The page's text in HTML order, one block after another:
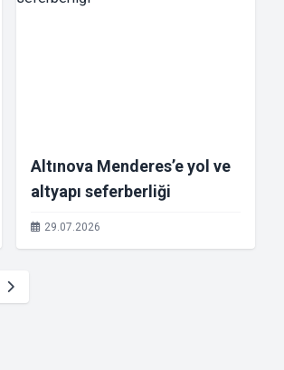
Altınova Menderes’e yol ve
altyapı seferberliği
29.07.2026